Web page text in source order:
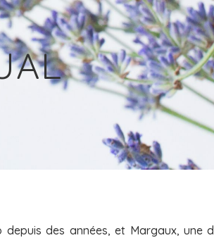
des années, et Margaux, une